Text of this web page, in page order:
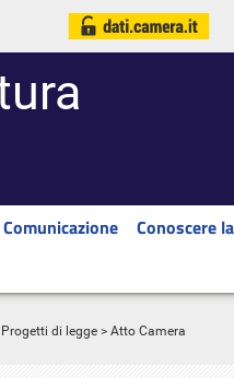
Comunicazione Conoscere
Progetti di legge > Atto Camera